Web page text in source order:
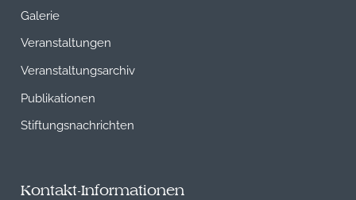
Galerie
Veranstaltungen
Veranstaltungsarchiv
Publikationen
Stiftungsnachrichten
Kontakt-Informationen